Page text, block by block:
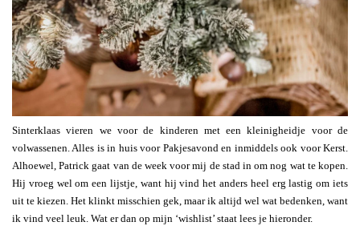
Sinterklaas vieren we voor de kinderen met een kleinigheidje voor de
volwassenen. Alles is in huis voor Pakjesavond en inmiddels ook voor Kerst.
Alhoewel, Patrick gaat van de week voor mij de stad in om nog wat te kopen.
Hij vroeg wel om een lijstje, want hij vind het anders heel erg lastig om iets
uit te kiezen. Het klinkt misschien gek, maar ik altijd wel wat bedenken, want
ik vind veel leuk. Wat er dan op mijn ‘wishlist’ staat lees je hieronder.